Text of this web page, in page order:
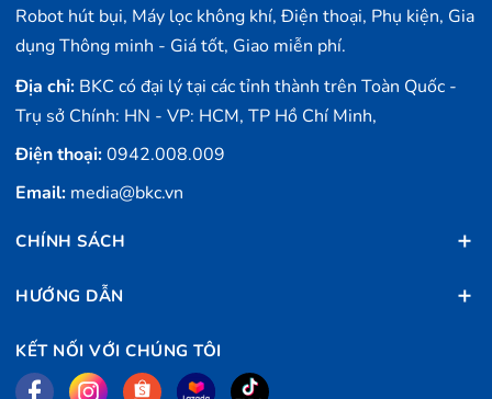
Robot hút bụi, Máy lọc không khí, Điện thoại, Phụ kiện, Gia
dụng Thông minh - Giá tốt, Giao miễn phí.
Địa chỉ: BKC có đại lý tại các tỉnh thành trên Toàn Quốc -
Trụ sở Chính: HN - VP: HCM, TP Hồ Chí Minh,
Điện thoại:0942.008.009
Email: media@bkc.vn
CHÍNH SÁCH
HƯỚNG DẪN
KẾT NỐI VỚI CHÚNG TÔI